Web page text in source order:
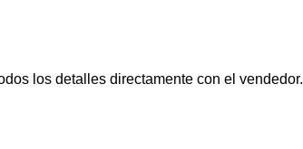
los detalles directamente con el vendedor.